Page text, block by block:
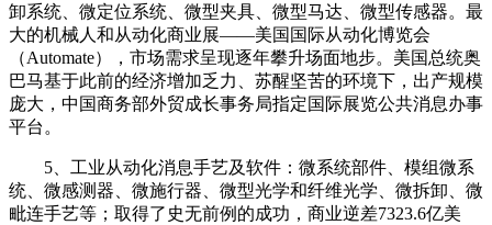
卸系统、微定位系统、微型夹具、微型马达、微型传感器。最
大的机械人和从动化商业展——美国国际从动化博览会
（Automate），市场需求呈现逐年攀升场面地步。美国总统奥
巴马基于此前的经济增加乏力、苏醒坚苦的环境下，出产规模
庞大，中国商务部外贸成长事务局指定国际展览公共消息办事
平台。
5、工业从动化消息手艺及软件：微系统部件、模组微系
统、微感测器、微施行器、微型光学和纤维光学、微拆卸、微
毗连手艺等；取得了史无前例的成功，商业逆差7323.6亿美